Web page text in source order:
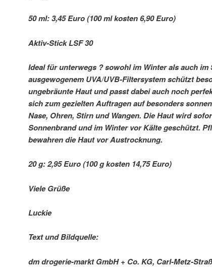
50 ml: 3,45 Euro (100 ml kosten 6,90 Euro)
Aktiv-Stick LSF 30
Ideal für unterwegs ? sowohl im Winter als auch
ausgewogenem UVA/UVB-Filtersystem schützt
ungebräunte Haut und passt dabei auch noch
sich zum gezielten Auftragen auf besonders
Nase, Ohren, Stirn und Wangen. Die Haut wird
Sonnenbrand und im Winter vor Kälte geschützt.
bewahren die Haut vor Austrocknung.
20 g: 2,95 Euro (100 g kosten 14,75 Euro)
Viele Grüße
Luckie
Text und Bildquelle:
dm drogerie-markt GmbH + Co. KG, Carl-Metz-